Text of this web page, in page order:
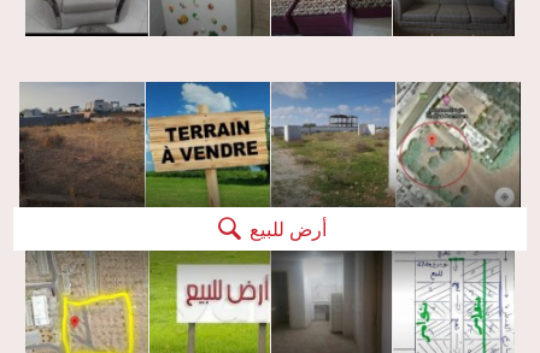
أرض للبيع